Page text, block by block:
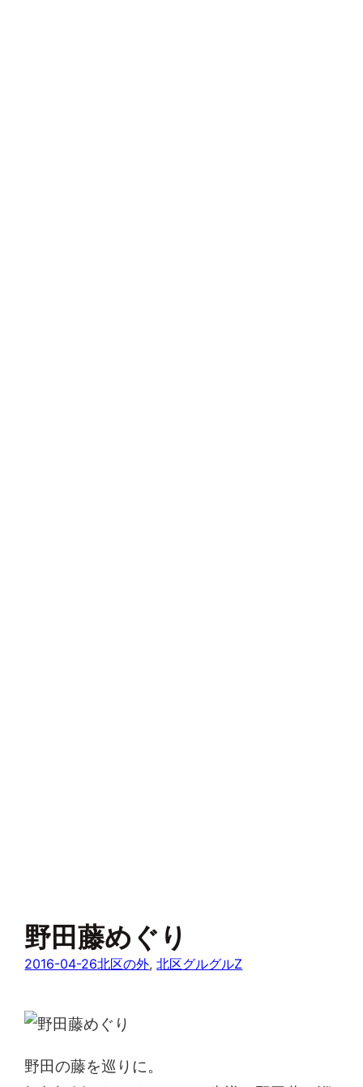
野田藤めぐり
2016-04-26北区の外, 北区グルグルZ
野田の藤を巡りに。